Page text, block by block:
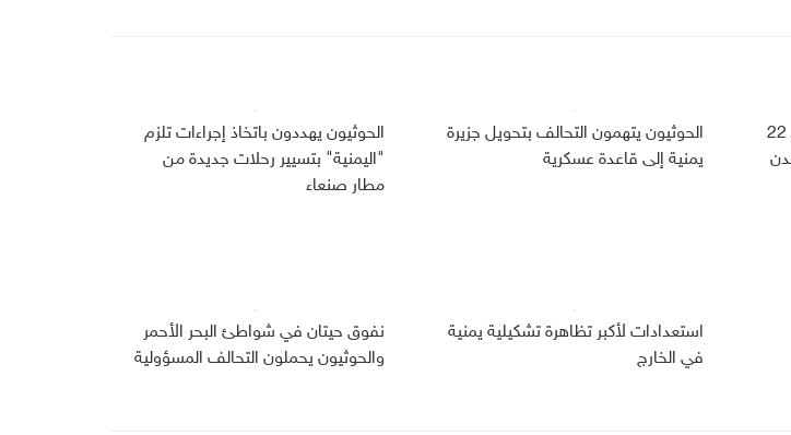
الحكومة اليمنية تبرم اتفاقاً لانتشال 22
الحوثيون يتهمون التحالف بتحويل جزيرة
يمنية إلى قاعدة عسكرية
الحوثيون يهددون باتخاذ إجراءات تلزم
"اليمنية" بتسيير رحلات جديدة من
مطار صنعاء
استعدادات لأكبر تظاهرة تشكيلية يمنية
في الخارج
نفوق حيتان في شواطئ البحر الأحمر
والحوثيون يحملون التحالف المسؤولية